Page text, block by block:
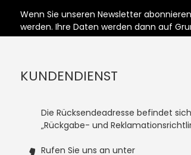
Wenn Sie unseren Newsletter
werden. Ihre Daten werden dann auf
KUNDENDIENST
Die Rücksendeadresse befindet
„Rückgabe- und
Rufen Sie uns an unter